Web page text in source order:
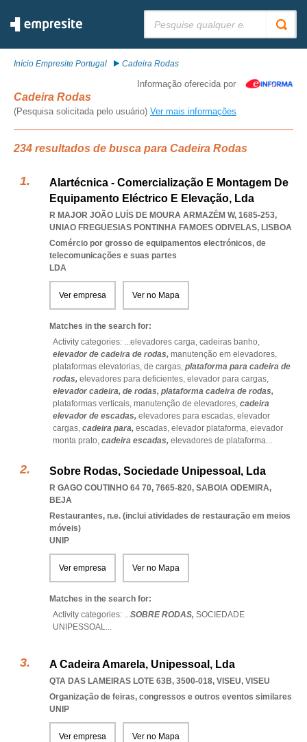
Início Empresite Portugal Cadeira Rodas
Informação oferecida por
Cadeira Rodas
(Pesquisa solicitada pelo usuário) Ver mais informações
234 resultados de busca para Cadeira Rodas
Alartécnica - Comercialização E Montagem De
Equipamento Eléctrico E Elevação, Lda
R MAJOR JOÃO LUÍS DE MOURA ARMAZÉM W, 1685-253,
UNIAO FREGUESIAS PONTINHA FAMOES ODIVELAS, LISBOA
Comércio por grosso de equipamentos electrónicos, de
telecomunicações e suas partes
LDA
Ver empresa Ver no Mapa
Matches in the search for:
Activity categories: ...elevadores carga, cadeiras banho,
elevador de cadeira de rodas, manutenção em elevadores,
plataformas elevatorias, de cargas, plataforma para cadeira de
rodas, elevadores para deficientes, elevador para cargas,
elevador cadeira, de rodas, plataforma cadeira de rodas,
plataformas verticais, manutenção de elevadores, cadeira
elevador de escadas, elevadores para escadas, elevador
cargas, cadeira para, escadas, elevador plataforma, elevador
monta prato, cadeira escadas, elevadores de plataforma...
Sobre Rodas, Sociedade Unipessoal, Lda
R GAGO COUTINHO 64 70, 7665-820, SABOIA ODEMIRA,
BEJA
Restaurantes, n.e. (inclui atividades de restauração em meios
móveis)
UNIP
Ver empresa Ver no Mapa
Matches in the search for:
Activity categories: ...SOBRE RODAS, SOCIEDADE
UNIPESSOAL...
A Cadeira Amarela, Unipessoal, Lda
QTA DAS LAMEIRAS LOTE 63B, 3500-018, VISEU, VISEU
Organização de feiras, congressos e outros eventos similares
UNIP
Ver empresa Ver no Mapa